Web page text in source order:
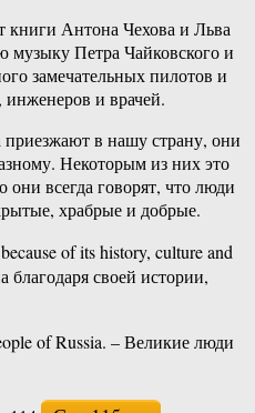
книги Антона Чехова и Льва
музыку Петра Чайковского и
замечательных пилотов и
инженеров и врачей.
приезжают в нашу страну, они
Некоторым из них это
всегда говорят, что люди
храбрые и добрые.
of its history, culture and
благодаря своей истории,
of Russia. – Великие люди